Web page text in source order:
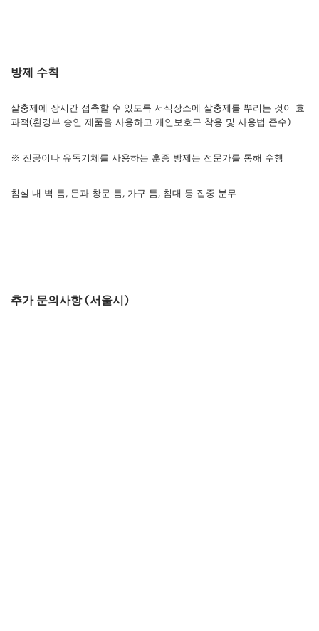
방제 수칙
살충제에 장시간 접촉할 수 있도록 서식장소에 살충제를 뿌리는 것이 효
과적(환경부 승인 제품을 사용하고 개인보호구 착용 및 사용법 준수)
※ 진공이나 유독기체를 사용하는 훈증 방제는 전문가를 통해 수행
침실 내 벽 틈, 문과 창문 틈, 가구 틈, 침대 등 집중 분무
추가 문의사항 (서울시)